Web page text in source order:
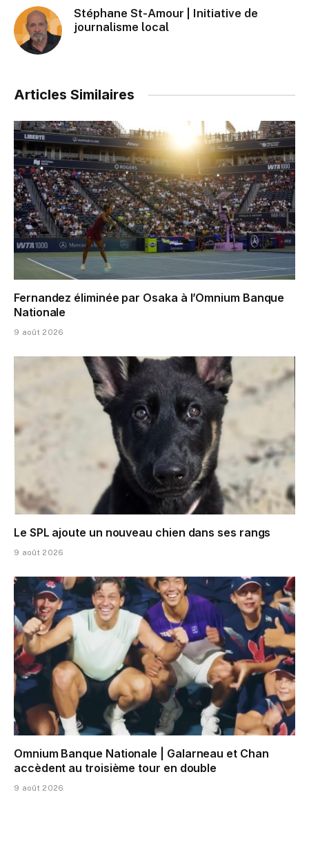
Stéphane St-Amour | Initiative de
journalisme local
Articles Similaires
Fernandez éliminée par Osaka à l’Omnium Banque
Nationale
9 août 2026
Le SPL ajoute un nouveau chien dans ses rangs
9 août 2026
Omnium Banque Nationale | Galarneau et Chan
accèdent au troisième tour en double
9 août 2026